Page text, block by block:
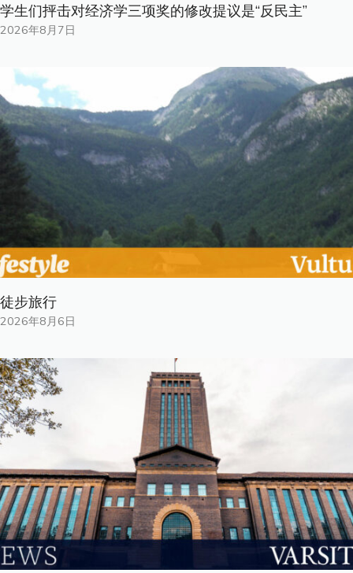
学生们抨击对经济学三项奖的修改提议是“反民主”
2026年8月7日
徒步旅行
2026年8月6日